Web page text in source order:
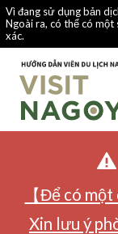
Vì đang sử dụng bản
Ngoài ra, có thể có
xác.
【Để có
Xin lưu ý